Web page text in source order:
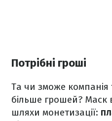
Потрібні гроші
Та чи зможе компанія
більше грошей? Маск
шляхи монетизації: